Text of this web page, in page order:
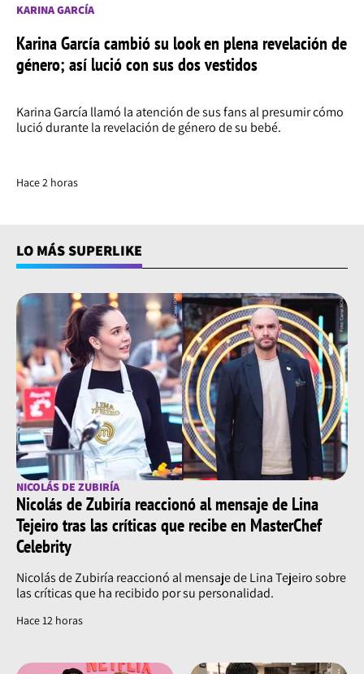
KARINA GARCÍA
Karina García cambió su look en plena revelación de
género; así lució con sus dos vestidos
Karina García llamó la atención de sus fans al presumir cómo
lució durante la revelación de género de su bebé.
Hace 2 horas
LO MÁS SUPERLIKE
NICOLÁS DE ZUBIRÍA
Nicolás de Zubiría reaccionó al mensaje de Lina
Tejeiro tras las críticas que recibe en MasterChef
Celebrity
Nicolás de Zubiría reaccionó al mensaje de Lina Tejeiro sobre
las críticas que ha recibido por su personalidad.
Hace 12 horas